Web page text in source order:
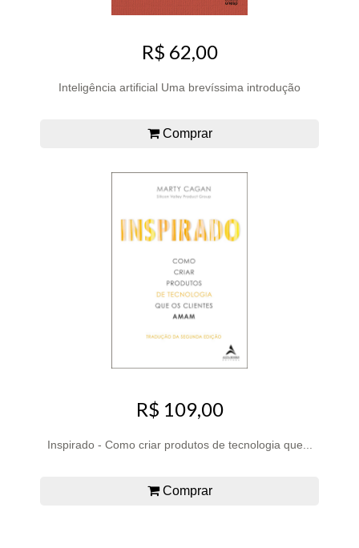
R$ 62,00
Inteligência artificial Uma brevíssima introdução
Comprar
R$ 109,00
Inspirado - Como criar produtos de tecnologia que...
Comprar